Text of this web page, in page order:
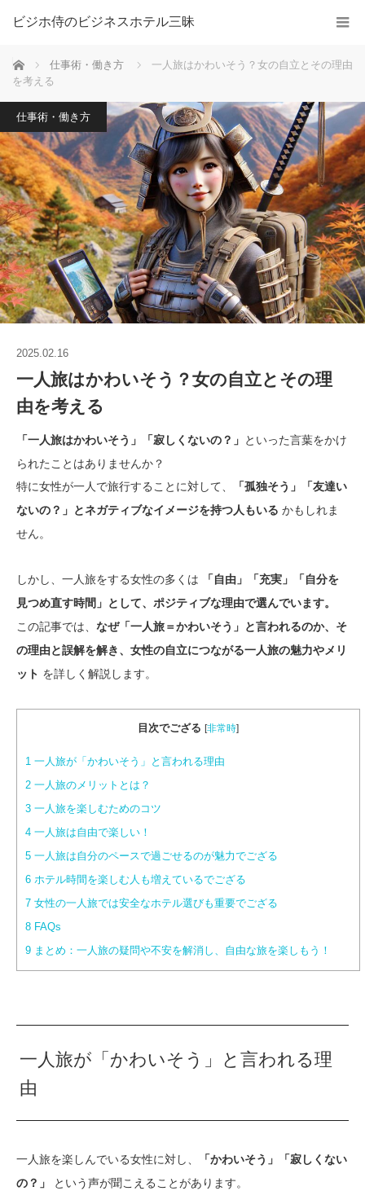
ビジホ侍のビジネスホテル三昧
ホーム 仕事術・働き方
一人旅はかわいそう？女の自立とその理由
を考える
仕事術・働き方
2025.02.16
一人旅はかわいそう？女の自立とその理
由を考える
「一人旅はかわいそう」「寂しくないの？」 といった言葉をかけ
られたことはありませんか？
特に女性が一人で旅行することに対して、
「孤独そう」「友達い
ないの？」とネガティブなイメージを持つ人もいる かもしれま
せん。
しかし、一人旅をする女性の多くは
「自由」「充実」「自分を
見つめ直す時間」として、ポジティブな理由で選んでいます。
この記事では、 なぜ「一人旅＝かわいそう」と言われるのか、そ
の理由と誤解を解き、女性の自立につながる一人旅の魅力やメリ
ット を詳しく解説します。
目次でござる [非常時]
1 一人旅が「かわいそう」と言われる理由
2 一人旅のメリットとは？
3 一人旅を楽しむためのコツ
4 一人旅は自由で楽しい！
5 一人旅は自分のペースで過ごせるのが魅力でござる
6 ホテル時間を楽しむ人も増えているでござる
7 女性の一人旅では安全なホテル選びも重要でござる
8 FAQs
9 まとめ：一人旅の疑問や不安を解消し、自由な旅を楽しもう！
一人旅が「かわいそう」と言われる理
由
一人旅を楽しんでいる女性に対し、
「かわいそう」「寂しくない
の？」
という声が聞こえることがあります。